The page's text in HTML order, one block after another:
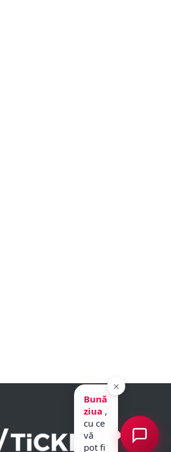
Bună
ziua ,
cu ce
vă
pot fi
×